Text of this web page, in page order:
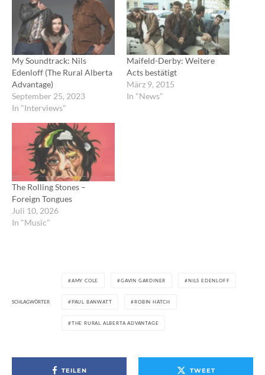
My Soundtrack: Nils
Edenloff (The Rural Alberta
Advantage)
September 25, 2023
In "Interviews"
Maifeld-Derby: Weitere
Acts bestätigt
März 9, 2015
In "News"
The Rolling Stones –
Foreign Tongues
Juli 10, 2026
In "Music"
SCHLAGWÖRTER
AMY COLE GAVIN GARDINER NILS EDENLOFF
PAUL BANWATT ROBIN HATCH
THE RURAL ALBERTA ADVANTAGE
TEILEN TWEET